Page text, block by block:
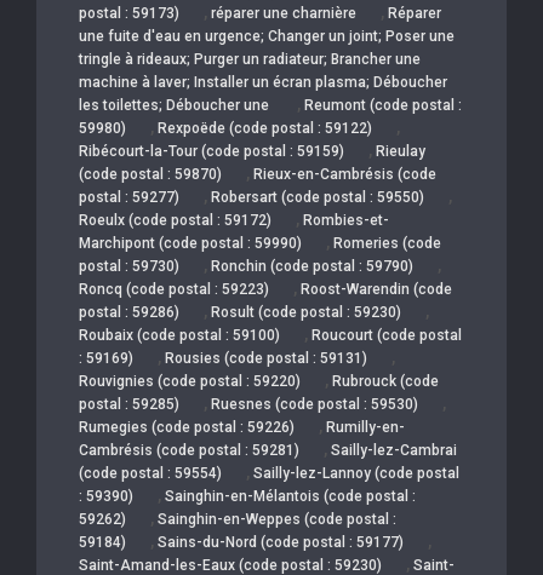
postal : 59173)
, réparer une charnière , Réparer
une fuite d'eau en urgence; Changer un joint; Poser une
tringle à rideaux; Purger un radiateur; Brancher une
machine à laver; Installer un écran plasma; Déboucher
les toilettes; Déboucher une
, Reumont (code postal :
59980)
, Rexpoëde (code postal : 59122) ,
Ribécourt-la-Tour (code postal : 59159) , Rieulay
(code postal : 59870)
, Rieux-en-Cambrésis (code
postal : 59277)
, Robersart (code postal : 59550) ,
Roeulx (code postal : 59172) , Rombies-et-
Marchipont (code postal : 59990)
, Romeries (code
postal : 59730)
, Ronchin (code postal : 59790) ,
Roncq (code postal : 59223) , Roost-Warendin (code
postal : 59286)
, Rosult (code postal : 59230) ,
Roubaix (code postal : 59100) , Roucourt (code postal
: 59169)
, Rousies (code postal : 59131) ,
Rouvignies (code postal : 59220) , Rubrouck (code
postal : 59285)
, Ruesnes (code postal : 59530) ,
Rumegies (code postal : 59226) , Rumilly-en-
Cambrésis (code postal : 59281)
, Sailly-lez-Cambrai
(code postal : 59554)
, Sailly-lez-Lannoy (code postal
: 59390)
, Sainghin-en-Mélantois (code postal :
59262)
, Sainghin-en-Weppes (code postal :
59184)
, Sains-du-Nord (code postal : 59177) ,
Saint-Amand-les-Eaux (code postal : 59230) , Saint-